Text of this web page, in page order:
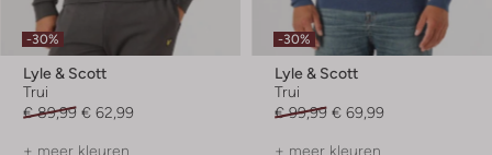
-30%
Lyle & Scott
Trui
€ 89,99 € 62,99
+ meer kleuren
-30%
Lyle & Scott
Trui
€ 99,99 € 69,99
+ meer kleuren